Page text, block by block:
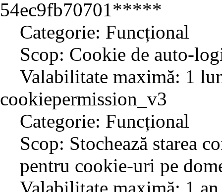
54ec9fb70701*****
Categorie: Funcțional
Scop: Cookie de auto-
Valabilitate maximă: 1
cookiepermission_v3
Categorie: Funcțional
Scop: Stochează starea
pentru cookie-uri pe
Valabilitate maximă: 1 an